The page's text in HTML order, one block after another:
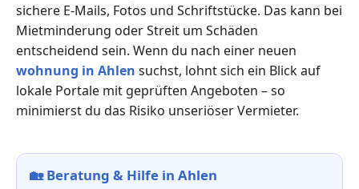
sichere E-Mails, Fotos und Schriftstücke. Das kann bei
Mietminderung oder Streit um Schäden
entscheidend sein. Wenn du nach einer neuen
wohnung in Ahlen suchst, lohnt sich ein Blick auf
lokale Portale mit geprüften Angeboten – so
minimierst du das Risiko unseriöser Vermieter.
🏡Beratung & Hilfe in Ahlen